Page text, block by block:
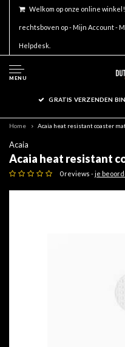
Welkom op onze online
rechtsboven op - Mijn Account -
Helpdesk.
MENU
GRATIS VERZENDEN
Home Acaia heat resistant coaster
Acaia
Acaia heat resistant
0 reviews -je